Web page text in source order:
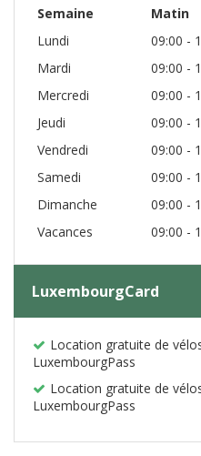
Semaine Matin
Lundi
09:00 -
Mardi
09:00 -
Mercredi
09:00 -
Jeudi
09:00 -
Vendredi
09:00 -
Samedi
09:00 -
Dimanche
09:00 -
Vacances
09:00 -
LuxembourgCard
Location gratuite de
LuxembourgPass
Location gratuite de
LuxembourgPass